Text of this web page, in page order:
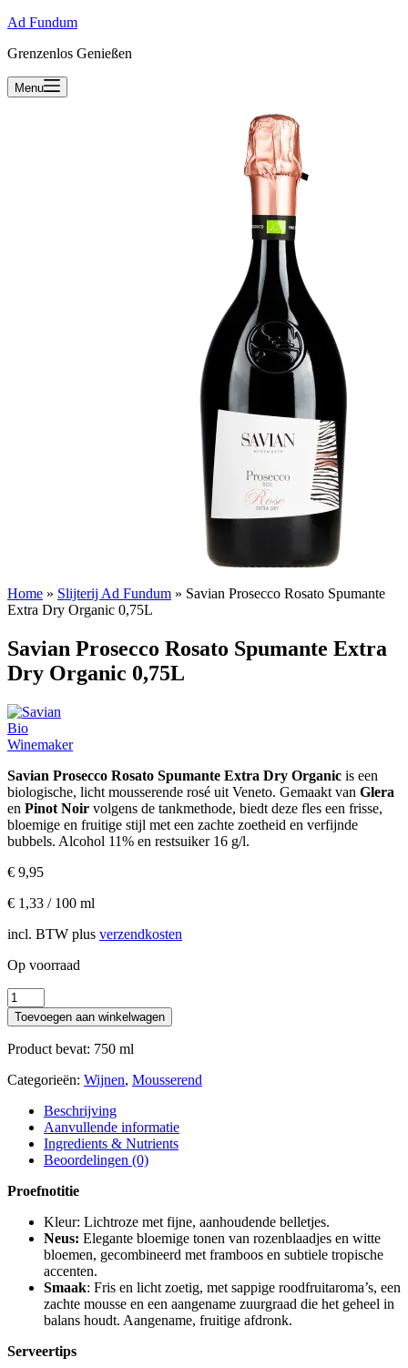
Ad Fundum
Grenzenlos Genießen
Menu
Home » Slijterij Ad Fundum » Savian Prosecco Rosato Spumante
Extra Dry Organic 0,75L
Savian Prosecco Rosato Spumante Extra
Dry Organic 0,75L
Savian Prosecco Rosato Spumante Extra Dry Organic is een
biologische, licht mousserende rosé uit Veneto. Gemaakt van Glera
en Pinot Noir volgens de tankmethode, biedt deze fles een frisse,
bloemige en fruitige stijl met een zachte zoetheid en verfijnde
bubbels. Alcohol 11% en restsuiker 16 g/l.
€ 9,95
€ 1,33 / 100 ml
incl. BTW plus verzendkosten
Op voorraad
Savian
Prosecco
Rosato
Spumante
Dry
0,75L
aantal
Toevoegen aan winkelwagen
Product bevat: 750 ml
Categorieën: Wijnen, Mousserend
Beschrijving
Aanvullende informatie
Ingredients & Nutrients
Beoordelingen (0)
Proefnotitie
Kleur: Lichtroze met fijne, aanhoudende belletjes.
Neus: Elegante bloemige tonen van rozenblaadjes en witte
bloemen, gecombineerd met framboos en subtiele tropische
accenten.
Smaak: Fris en licht zoetig, met sappige roodfruitaroma’s, een
zachte mousse en een aangename zuurgraad die het geheel in
balans houdt. Aangename, fruitige afdronk.
Serveertips